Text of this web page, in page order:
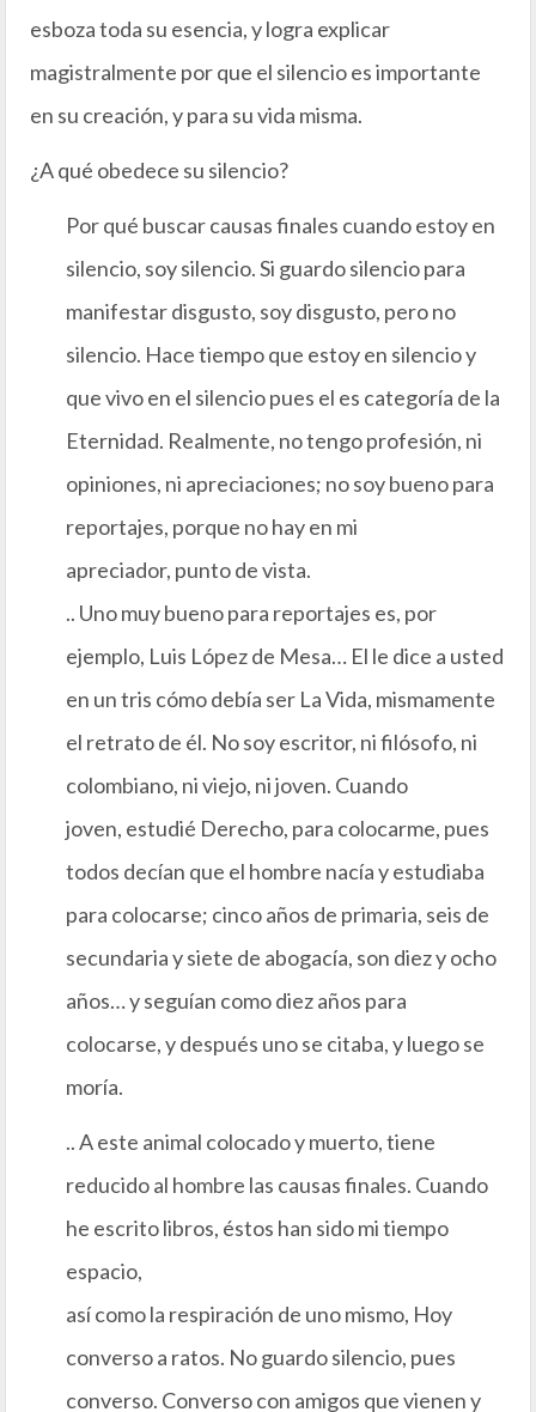
esboza toda su esencia, y logra explicar
magistralmente por que el silencio es importante
en su creación, y para su vida misma.
¿A qué obedece su silencio?
Por qué buscar causas finales cuando estoy en
silencio, soy silencio. Si guardo silencio para
manifestar disgusto, soy disgusto, pero no
silencio. Hace tiempo que estoy en silencio y
que vivo en el silencio pues el es categoría de la
Eternidad. Realmente, no tengo profesión, ni
opiniones, ni apreciaciones; no soy bueno para
reportajes, porque no hay en mi
apreciador, punto de vista.
.. Uno muy bueno para reportajes es, por
ejemplo, Luis López de Mesa… El le dice a usted
en un tris cómo debía ser La Vida, mismamente
el retrato de él. No soy escritor, ni filósofo, ni
colombiano, ni viejo, ni joven. Cuando
joven, estudié Derecho, para colocarme, pues
todos decían que el hombre nacía y estudiaba
para colocarse; cinco años de primaria, seis de
secundaria y siete de abogacía, son diez y ocho
años… y seguían como diez años para
colocarse, y después uno se citaba, y luego se
moría.
.. A este animal colocado y muerto, tiene
reducido al hombre las causas finales. Cuando
he escrito libros, éstos han sido mi tiempo
espacio,
así como la respiración de uno mismo, Hoy
converso a ratos. No guardo silencio, pues
converso. Converso con amigos que vienen y